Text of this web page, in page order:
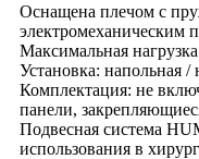
Оснащена плечом с
электромеханическим
Максимальная
Установка: напольная /
Комплектация: не
панели,
Подвесная система
использования в